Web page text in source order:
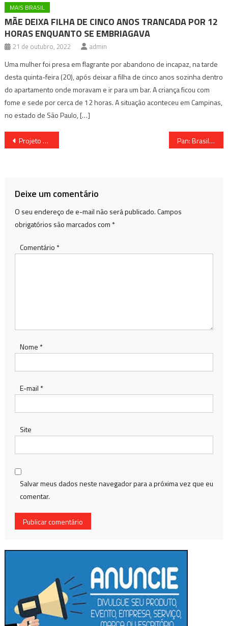
MAIS BRASIL
MÃE DEIXA FILHA DE CINCO ANOS TRANCADA POR 12
HORAS ENQUANTO SE EMBRIAGAVA
21 de outubro, 2022 admin
Uma mulher foi presa em flagrante por abandono de incapaz, na tarde
desta quinta-feira (20), após deixar a filha de cinco anos sozinha dentro
do apartamento onde moravam e ir para um bar. A criança ficou com
fome e sede por cerca de 12 horas. A situação aconteceu em Campinas,
no estado de São Paulo, […]
Navegação
Projeto Escola vai à Câmara reabre com a presença dos alunos da Apae Pan: Brasil conquista quatro ouros em dia de mais de 10 medalhas
Deixe um comentário
O seu endereço de e-mail não será publicado.Campos
obrigatórios são marcados com *
Comentário *
Nome *
E-mail *
Site
Salvar meus dados neste navegador para a próxima vez que eu
comentar.